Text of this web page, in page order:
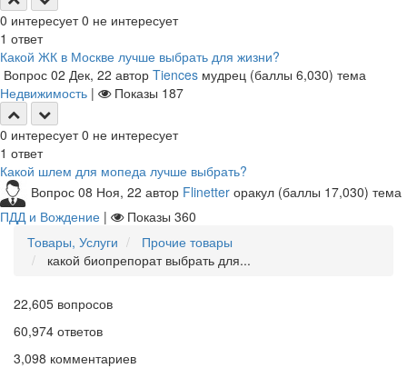
0 интересует 0 не интересует
1 ответ
Какой ЖК в Москве лучше выбрать для жизни?
Вопрос 02 Дек, 22 автор Tiences мудрец (баллы 6,030) тема
Недвижимость | Показы 187
0 интересует 0 не интересует
1 ответ
Какой шлем для мопеда лучше выбрать?
Вопрос 08 Ноя, 22 автор Flinetter оракул (баллы 17,030) тема
ПДД и Вождение | Показы 360
Товары, Услуги
Прочие товары
какой биопрепорат выбрать для...
22,605 вопросов
60,974 ответов
3,098 комментариев